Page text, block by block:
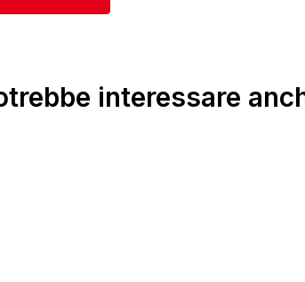
interessare